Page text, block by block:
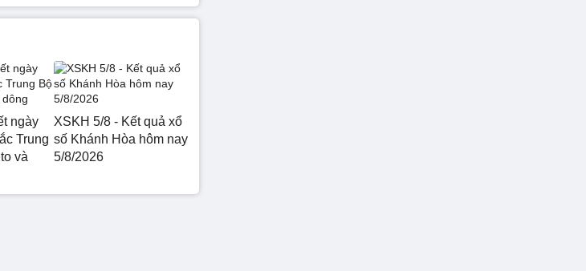
ngày
Trung
và
XSKH 5/8 - Kết quả xổ
số Khánh Hòa hôm nay
5/8/2026